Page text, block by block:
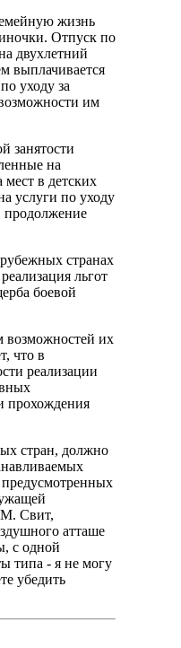
жизнь
Отпуск по
двухлетний
выплачивается
уходу за
им
занятости
на
в детских
услуги по уходу
продолжение
странах
льгот
боевой
возможностей их
что в
реализации
прохождения
стран, должно
предусмотренных
М. Свит,
атташе
с одной
типа - я не могу
убедить